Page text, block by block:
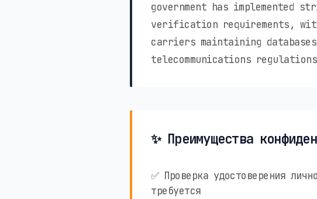
government has implemented
verification requirements,
carriers maintaining
telecommunications
✨ Преимущества
✅ Проверка удостоверения
требуется